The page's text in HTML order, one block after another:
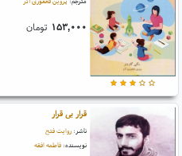
۱۵۳,۰۰۰ تومان
قرار بی قرار
ناشر: روایت فتح
نویسنده: فاطمه افقه